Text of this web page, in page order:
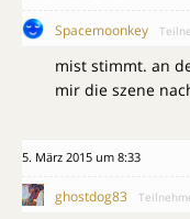
Spacemoonkey
mist stimmt. an
mir die szene
5. März 2015 um 8:33
ghostdog83